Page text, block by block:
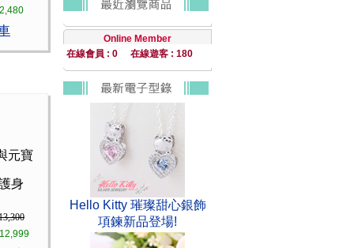
元寶
身
Online Member
在線會員 : 0
在線遊客 : 180
Hello Kitty 璀璨甜心銀飾
項鍊新品登場!